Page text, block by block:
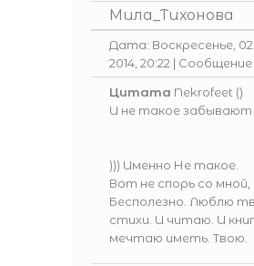
Мила_Тихонова
Дата: Воскресенье,
2014, 20:22 |
Цитата Nekrofeet ()
И не такое забывают
))) Именно Не такое.
Вот не спорь со мной,
Бесполезно. Люблю
стихи. И читаю. И
мечтаю иметь. Твою.